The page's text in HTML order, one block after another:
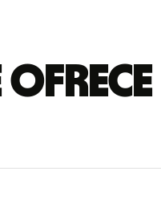
ofrece